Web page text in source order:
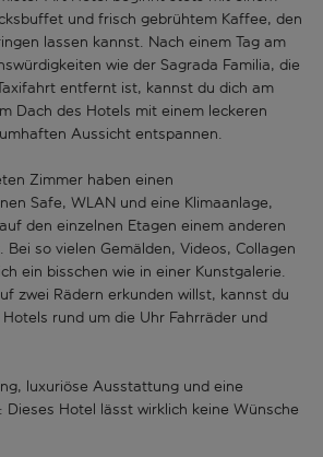
und frisch gebrühtem Kaffee, den
lassen kannst. Nach einem Tag am
wie der Sagrada Familia, die
entfernt ist, kannst du dich am
Dach des Hotels mit einem leckeren
Aussicht entspannen.
Zimmer haben einen
Safe, WLAN und eine Klimaanlage,
den einzelnen Etagen einem anderen
Bei so vielen Gemälden, Videos, Collagen
ein bisschen wie in einer Kunstgalerie.
zwei Rädern erkunden willst, kannst du
rund um die Uhr Fahrräder und
luxuriöse Ausstattung und eine
Dieses Hotel lässt wirklich keine Wünsche